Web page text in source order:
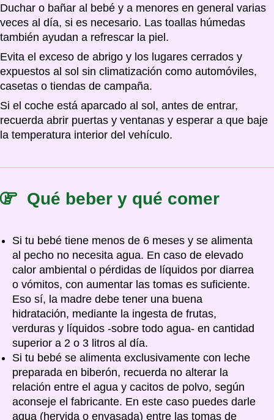
Duchar o bañar al bebé y a menores en general varias
veces al día, si es necesario. Las toallas húmedas
también ayudan a refrescar la piel.
Evita el exceso de abrigo y los lugares cerrados y
expuestos al sol sin climatización como automóviles,
casetas o tiendas de campaña.
Si el coche está aparcado al sol, antes de entrar,
recuerda abrir puertas y ventanas y esperar a que baje
la temperatura interior del vehículo.
Qué beber y qué comer
Si tu bebé tiene menos de 6 meses y se alimenta
al pecho no necesita agua. En caso de elevado
calor ambiental o pérdidas de líquidos por diarrea
o vómitos, con aumentar las tomas es suficiente.
Eso sí, la madre debe tener una buena
hidratación, mediante la ingesta de frutas,
verduras y líquidos -sobre todo agua- en cantidad
superior a 2 o 3 litros al día.
Si tu bebé se alimenta exclusivamente con leche
preparada en biberón, recuerda no alterar la
relación entre el agua y cacitos de polvo, según
aconseje el fabricante. En este caso puedes darle
agua (hervida o envasada) entre las tomas de